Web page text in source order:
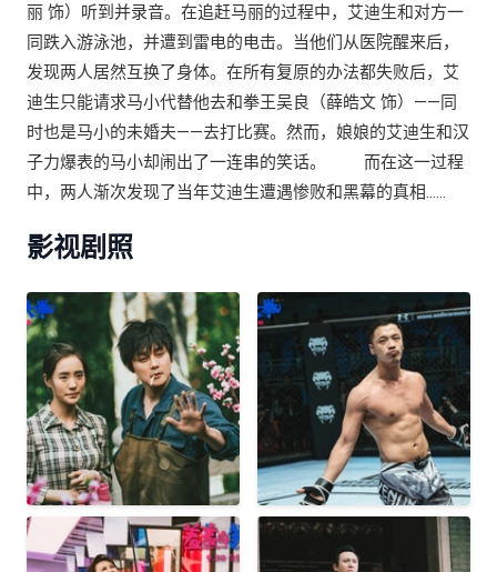
丽 饰）听到并录音。在追赶马丽的过程中，艾迪生和对方一
同跌入游泳池，并遭到雷电的电击。当他们从医院醒来后，
发现两人居然互换了身体。在所有复原的办法都失败后，艾
迪生只能请求马小代替他去和拳王吴良（薛皓文 饰）——同
时也是马小的未婚夫——去打比赛。然而，娘娘的艾迪生和汉
子力爆表的马小却闹出了一连串的笑话。 而在这一过程
中，两人渐次发现了当年艾迪生遭遇惨败和黑幕的真相……
影视剧照